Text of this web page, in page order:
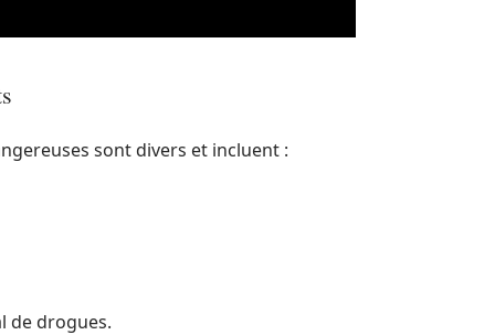
sont divers et incluent :
de drogues.